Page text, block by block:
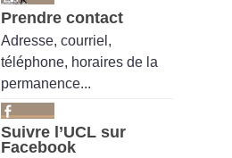
Prendre contact
Adresse, courriel,
téléphone, horaires de la
permanence...
Suivre l’UCL sur
Facebook